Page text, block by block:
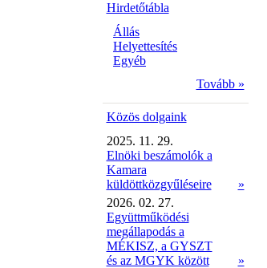
Hirdetőtábla
Állás
Helyettesítés
Egyéb
Tovább »
Közös dolgaink
2025. 11. 29.
Elnöki beszámolók a
Kamara
küldöttközgyűléseire
»
2026. 02. 27.
Együttműködési
megállapodás a
MÉKISZ, a GYSZT
és az MGYK között
»